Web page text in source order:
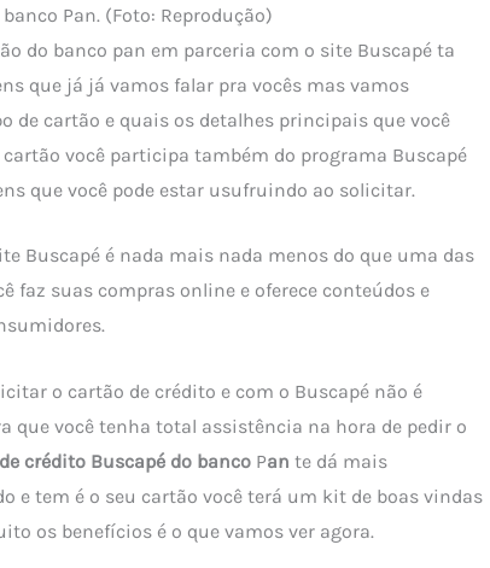
Pan. (Foto: Reprodução)
do banco pan em parceria com o site Buscapé ta
que já já vamos falar pra vocês mas vamos
de cartão e quais os detalhes principais que você
você participa também do programa Buscapé
que você pode estar usufruindo ao solicitar.
Buscapé é nada mais nada menos do que uma das
faz suas compras online e oferece conteúdos e
o cartão de crédito e com o Buscapé não é
que você tenha total assistência na hora de pedir o
crédito Buscapé do banco Pan te dá mais
e tem é o seu cartão você terá um kit de boas vindas
os benefícios é o que vamos ver agora.